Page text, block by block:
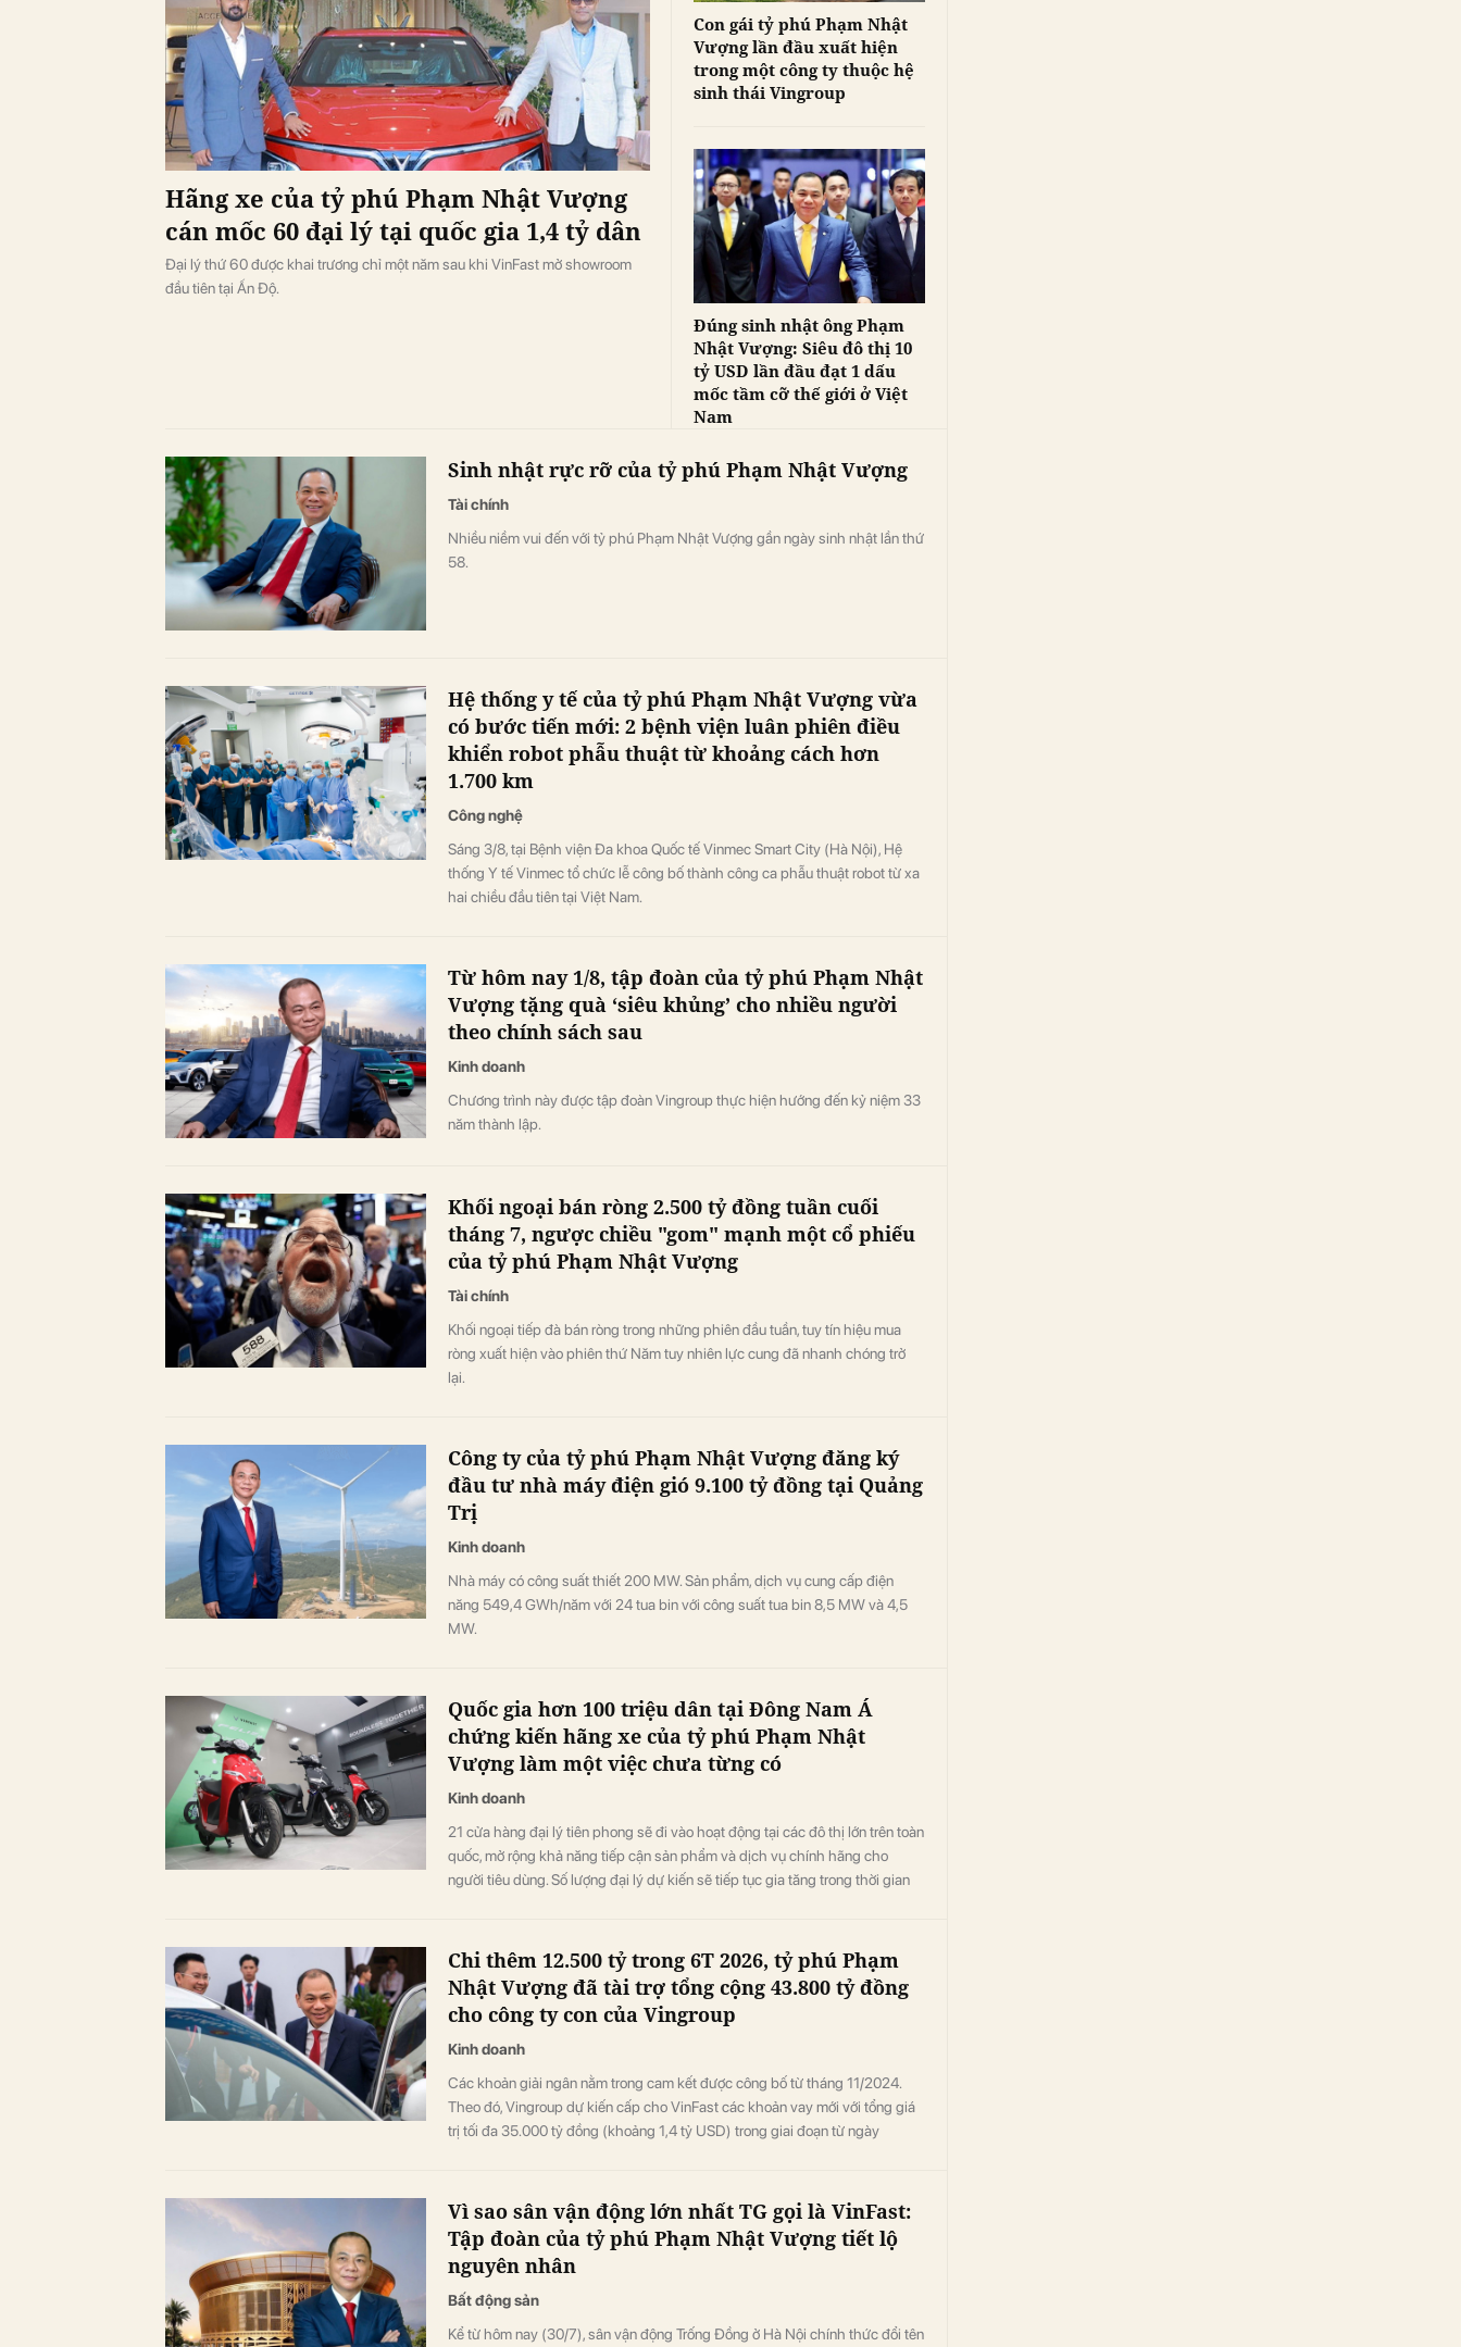
Hãng xe của tỷ phú Phạm Nhật Vượng
cán mốc 60 đại lý tại quốc gia 1,4 tỷ dân
Đại lý thứ 60 được khai trương chỉ một năm sau khi VinFast mở showroom
đầu tiên tại Ấn Độ.
Con gái tỷ phú Phạm Nhật
Vượng lần đầu xuất hiện
trong một công ty thuộc hệ
sinh thái Vingroup
Đúng sinh nhật ông Phạm
Nhật Vượng: Siêu đô thị 10
tỷ USD lần đầu đạt 1 dấu
mốc tầm cỡ thế giới ở Việt
Nam
Sinh nhật rực rỡ của tỷ phú Phạm Nhật Vượng
Tài chính
Nhiều niềm vui đến với tỷ phú Phạm Nhật Vượng gần ngày sinh nhật lần thứ
58.
Hệ thống y tế của tỷ phú Phạm Nhật Vượng vừa
có bước tiến mới: 2 bệnh viện luân phiên điều
khiển robot phẫu thuật từ khoảng cách hơn
1.700 km
Công nghệ
Sáng 3/8, tại Bệnh viện Đa khoa Quốc tế Vinmec Smart City (Hà Nội), Hệ
thống Y tế Vinmec tổ chức lễ công bố thành công ca phẫu thuật robot từ xa
hai chiều đầu tiên tại Việt Nam.
Từ hôm nay 1/8, tập đoàn của tỷ phú Phạm Nhật
Vượng tặng quà ‘siêu khủng’ cho nhiều người
theo chính sách sau
Kinh doanh
Chương trình này được tập đoàn Vingroup thực hiện hướng đến kỷ niệm 33
năm thành lập.
Khối ngoại bán ròng 2.500 tỷ đồng tuần cuối
tháng 7, ngược chiều "gom" mạnh một cổ phiếu
của tỷ phú Phạm Nhật Vượng
Tài chính
Khối ngoại tiếp đà bán ròng trong những phiên đầu tuần, tuy tín hiệu mua
ròng xuất hiện vào phiên thứ Năm tuy nhiên lực cung đã nhanh chóng trở
lại.
Công ty của tỷ phú Phạm Nhật Vượng đăng ký
đầu tư nhà máy điện gió 9.100 tỷ đồng tại Quảng
Trị
Kinh doanh
Nhà máy có công suất thiết 200 MW. Sản phẩm, dịch vụ cung cấp điện
năng 549,4 GWh/năm với 24 tua bin với công suất tua bin 8,5 MW và 4,5
MW.
Quốc gia hơn 100 triệu dân tại Đông Nam Á
chứng kiến hãng xe của tỷ phú Phạm Nhật
Vượng làm một việc chưa từng có
Kinh doanh
21 cửa hàng đại lý tiên phong sẽ đi vào hoạt động tại các đô thị lớn trên toàn
quốc, mở rộng khả năng tiếp cận sản phẩm và dịch vụ chính hãng cho
người tiêu dùng. Số lượng đại lý dự kiến sẽ tiếp tục gia tăng trong thời gian
Chi thêm 12.500 tỷ trong 6T 2026, tỷ phú Phạm
Nhật Vượng đã tài trợ tổng cộng 43.800 tỷ đồng
cho công ty con của Vingroup
Kinh doanh
Các khoản giải ngân nằm trong cam kết được công bố từ tháng 11/2024.
Theo đó, Vingroup dự kiến cấp cho VinFast các khoản vay mới với tổng giá
trị tối đa 35.000 tỷ đồng (khoảng 1,4 tỷ USD) trong giai đoạn từ ngày
Vì sao sân vận động lớn nhất TG gọi là VinFast:
Tập đoàn của tỷ phú Phạm Nhật Vượng tiết lộ
nguyên nhân
Bất động sản
Kể từ hôm nay (30/7), sân vận động Trống Đồng ở Hà Nội chính thức đổi tên